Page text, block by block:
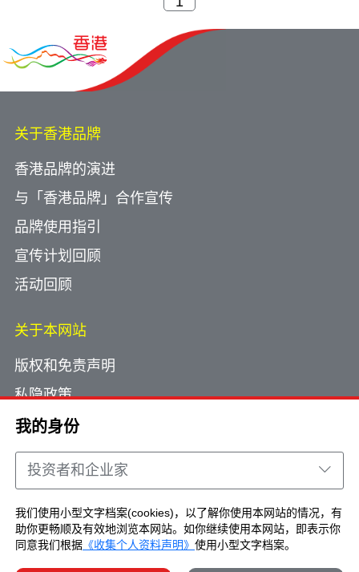
我的身份
投资者和企业家
我们使用小型文字档案(cookies)，以了解你使用本网站的情况，有
助你更畅顺及有效地浏览本网站。如你继续使用本网站，即表示你
同意我们根据 《收集个人资料声明》 使用小型文字档案。
关于香港品牌
香港品牌的演进
与「香港品牌」合作宣传
品牌使用指引
宣传计划回顾
活动回顾
关于本网站
版权和免责声明
私隐政策
使用小型文字档案
网页指南
联络我们
Copyright © Brand Hong Kong. All Rights
Reserved.